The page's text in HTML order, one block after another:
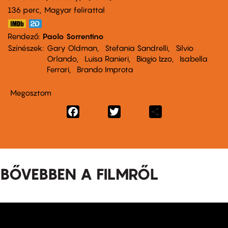
136 perc,
Magyar felirattal
Rendező Paolo Sorrentino
Színészek
Gary Oldman Stefania Sandrelli
Silvio
Orlando
Luisa Ranieri Biagio Izzo
Isabella
Ferrari
Brando Improta
Megosztom
Facebook
BŐVEBBEN A FILMRŐL